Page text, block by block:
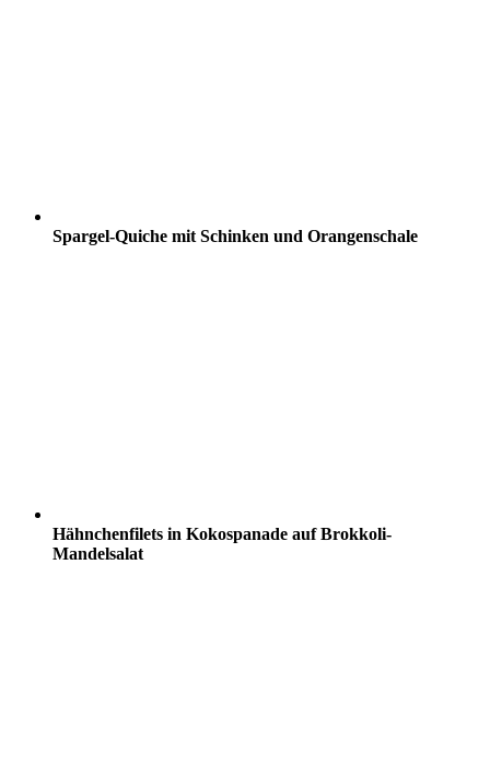
Spargel-Quiche mit Schinken und Orangenschale
Hähnchenfilets in Kokospanade auf Brokkoli-
Mandelsalat